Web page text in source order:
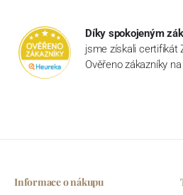
Díky spokojeným
jsme získali certifikát
Ověřeno zákazníky
Informace o nákupu